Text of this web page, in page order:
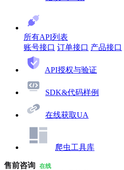
所有API列表
账号接口 订单接口 产品接口
API授权与验证
SDK&代码样例
在线获取UA
爬虫工具库
售前咨询 在线